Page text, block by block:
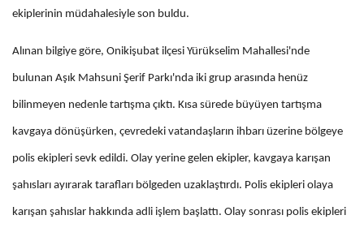
ekiplerinin müdahalesiyle son buldu.
Alınan bilgiye göre, Onikişubat ilçesi Yürükselim Mahallesi'nde
bulunan Aşık Mahsuni Şerif Parkı'nda iki grup arasında henüz
bilinmeyen nedenle tartışma çıktı. Kısa sürede büyüyen tartışma
kavgaya dönüşürken, çevredeki vatandaşların ihbarı üzerine bölgeye
polis ekipleri sevk edildi. Olay yerine gelen ekipler, kavgaya karışan
şahısları ayırarak tarafları bölgeden uzaklaştırdı. Polis ekipleri olaya
karışan şahıslar hakkında adli işlem başlattı. Olay sonrası polis ekipleri